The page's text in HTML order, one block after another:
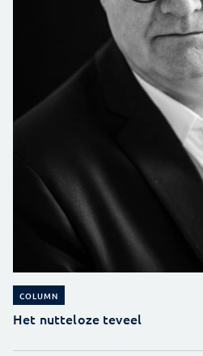
COLUMN
Het nutteloze teveel